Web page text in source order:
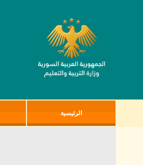
الرئيسية